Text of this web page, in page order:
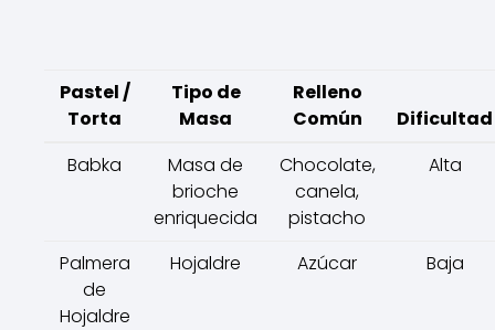
Pastel /
Torta
Tipo de
Masa
Relleno
Común
Dificultad
Babka
Masa de
brioche
enriquecida
Chocolate,
canela,
pistacho
Alta
Palmera
de
Hojaldre
Hojaldre Azúcar Baja